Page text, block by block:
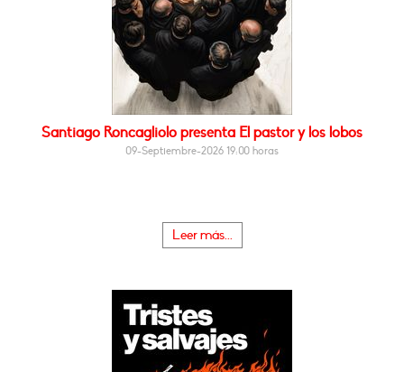
Santiago Roncagliolo presenta El pastor y los lobos
09-Septiembre-2026 19:00 horas
Leer más...